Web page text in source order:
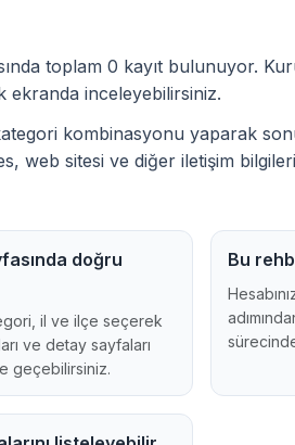
toplam 0 kayıt bulunuyor.
inceleyebilirsiniz.
kombinasyonu yaparak
web sitesi ve diğer iletişim
doğru
il ve ilçe seçerek
ve detay sayfaları
geçebilirsiniz.
Bu